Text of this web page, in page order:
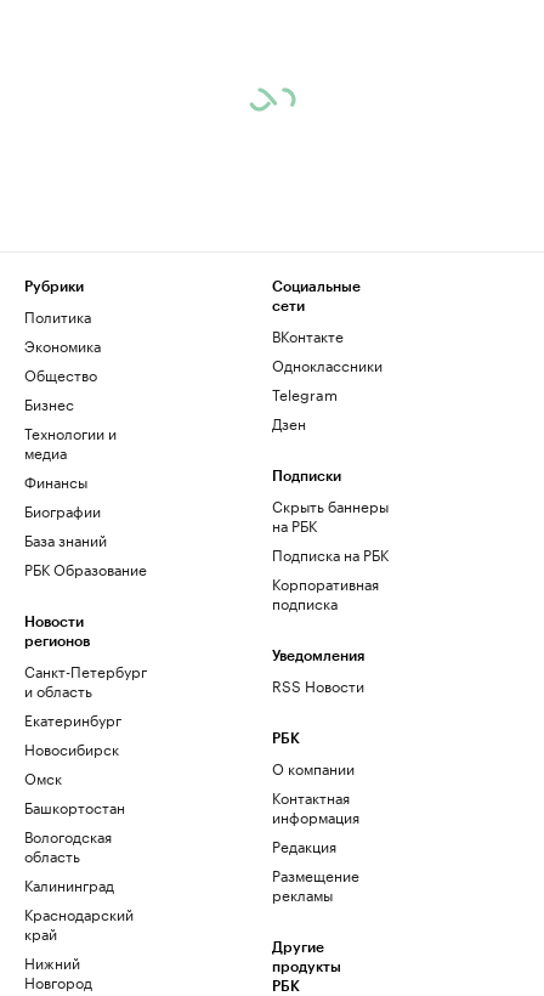
Рубрики
Политика
Экономика
Общество
Бизнес
Технологии и
медиа
Финансы
Биографии
База знаний
РБК Образование
Новости
регионов
Санкт-Петербург
и область
Екатеринбург
Новосибирск
Омск
Башкортостан
Вологодская
область
Калининград
Краснодарский
край
Нижний
Новгород
Социальные
сети
ВКонтакте
Одноклассники
Telegram
Дзен
Подписки
Скрыть баннеры
на РБК
Подписка на РБК
Корпоративная
подписка
Уведомления
RSS Новости
РБК
О компании
Контактная
информация
Редакция
Размещение
рекламы
Другие
продукты
РБК